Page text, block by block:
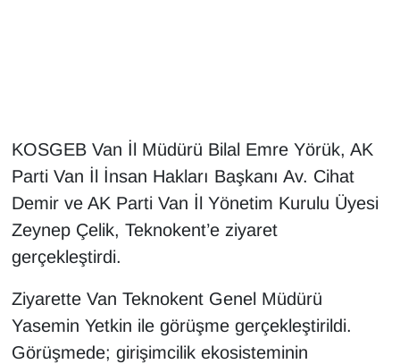
KOSGEB Van İl Müdürü Bilal Emre Yörük, AK
Parti Van İl İnsan Hakları Başkanı Av. Cihat
Demir ve AK Parti Van İl Yönetim Kurulu Üyesi
Zeynep Çelik, Teknokent’e ziyaret
gerçekleştirdi.
Ziyarette Van Teknokent Genel Müdürü
Yasemin Yetkin ile görüşme gerçekleştirildi.
Görüşmede; girişimcilik ekosisteminin
HABERDE İNSAN
İngilizce
Kadın
Kim Kimdir?